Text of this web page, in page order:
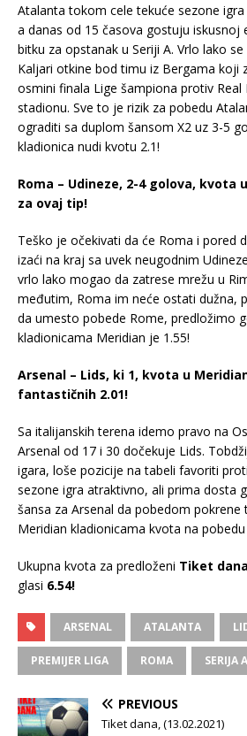
Atalanta tokom cele tekuće sezone
a danas od 15 časova gostuju iskusnoj
bitku za opstanak u Seriji A. Vrlo lako
Kaljari otkine bod timu iz Bergama koji
osmini finala Lige šampiona protiv Real
stadionu. Sve to je rizik za pobedu
ograditi sa duplom šansom X2 uz 3-5
kladionica nudi kvotu 2.1!
Roma – Udineze, 2-4 golova, kvota
za ovaj tip!
Teško je očekivati da će Roma i pored
izaći na kraj sa uvek neugodnim
vrlo lako mogao da zatrese mrežu u
međutim, Roma im neće ostati dužna,
da umesto pobede Rome, predložimo
kladionicama Meridian je 1.55!
Arsenal – Lids, ki 1, kvota u
fantastičnih 2.01!
Sa italijanskih terena idemo pravo na
Arsenal od 17 i 30 dočekuje Lids.
igara, loše pozicije na tabeli favoriti
sezone igra atraktivno, ali prima dosta
šansa za Arsenal da pobedom pokrene
Meridian kladionicama kvota na
Ukupna kvota za predloženi Tiket dana
glasi 6.54!
ARSENAL ATALANTA
PREMIJER LIGA ROMA SERIJA A
PREVIOUS
Tiket dana, (13.02.2021)